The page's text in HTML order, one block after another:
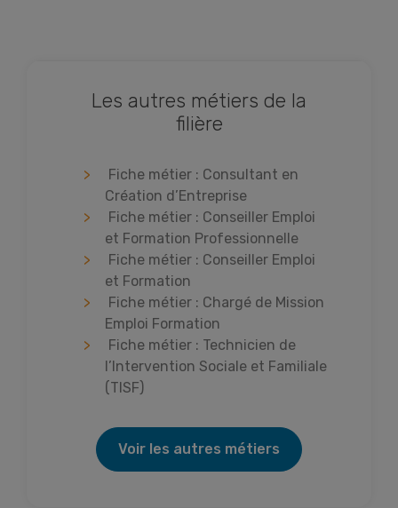
Les autres métiers de la
filière
Fiche métier : Consultant en
Création d’Entreprise
Fiche métier : Conseiller Emploi
et Formation Professionnelle
Fiche métier : Conseiller Emploi
et Formation
Fiche métier : Chargé de Mission
Emploi Formation
Fiche métier : Technicien de
l’Intervention Sociale et Familiale
(TISF)
Voir les autres métiers